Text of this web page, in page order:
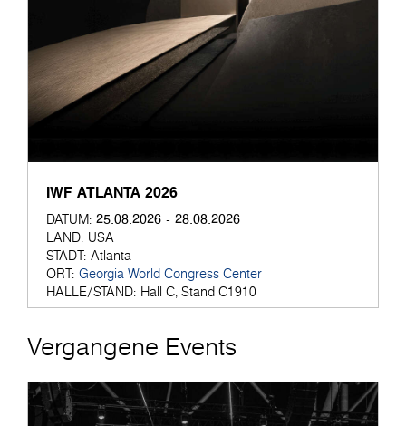
IWF ATLANTA 2026
DATUM: 25.08.2026 - 28.08.2026
LAND: USA
STADT: Atlanta
ORT: Georgia World Congress Center
HALLE/STAND: Hall C, Stand C1910
Vergangene Events